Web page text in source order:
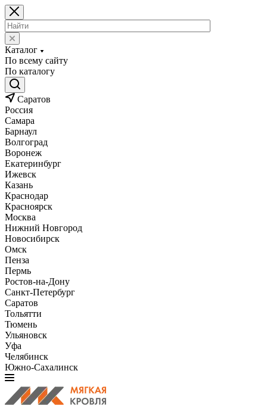
Каталог
По всему сайту
По каталогу
Саратов
Россия
Самара
Барнаул
Волгоград
Воронеж
Екатеринбург
Ижевск
Казань
Краснодар
Красноярск
Москва
Нижний Новгород
Новосибирск
Омск
Пенза
Пермь
Ростов-на-Дону
Санкт-Петербург
Саратов
Тольятти
Тюмень
Ульяновск
Уфа
Челябинск
Южно-Сахалинск